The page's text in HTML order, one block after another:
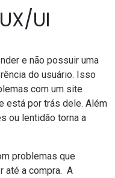
UI
e não possuir uma
do usuário. Isso
com um site
está por trás dele. Além
ou lentidão torna a
problemas que
até a compra. A